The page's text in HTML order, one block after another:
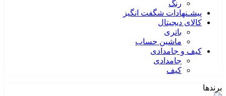
رنگ
پیشـنهادات شگفت انگیز
کالای دیجیتال
باتری
ماشین حساب
کیف و جامدادی
جامدادی
کیف
برندها